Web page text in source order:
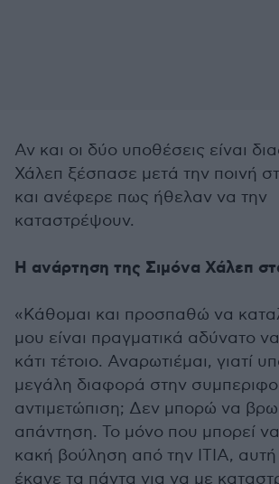
Αν και οι δύο υποθέσεις είναι
Χάλεπ ξέσπασε μετά την ποινή
και ανέφερε πως ήθελαν να την
καταστρέψουν.
Η ανάρτηση της Σιμόνα Χάλεπ
«Κάθομαι και προσπαθώ να
μου είναι πραγματικά αδύνατο
κάτι τέτοιο. Αναρωτιέμαι, γιατί
μεγάλη διαφορά στην
αντιμετώπιση; Δεν μπορώ να βρω
απάντηση. Το μόνο που μπορεί να
κακή βούληση από την ITIA,
έκανε τα πάντα για να με